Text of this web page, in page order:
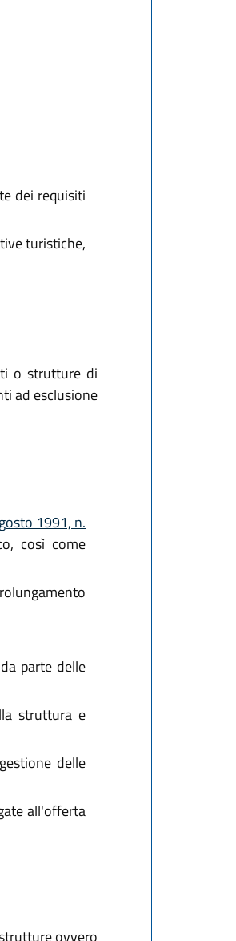
dei requisiti
turistiche,
o strutture di
ad esclusione
1991, n.
così come
parte delle
struttura e
delle
all'offerta
ovvero